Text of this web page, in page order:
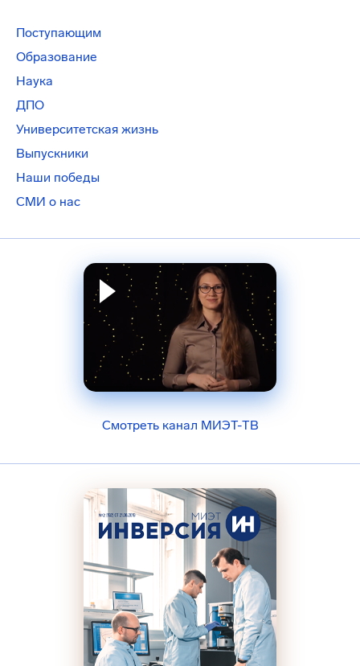
Поступающим
Образование
Наука
ДПО
Университетская жизнь
Выпускники
Наши победы
СМИ о нас
Смотреть канал МИЭТ-ТВ